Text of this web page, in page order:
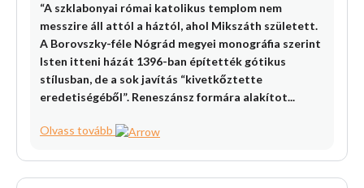
“A szklabonyai római katolikus templom nem
messzire áll attól a háztól, ahol Mikszáth született.
A Borovszky-féle Nógrád megyei monográfia szerint
Isten itteni házát 1396-ban építették gótikus
stílusban, de a sok javítás “kivetkőztette
eredetiségéből”. Reneszánsz formára alakítot...
Olvass tovább